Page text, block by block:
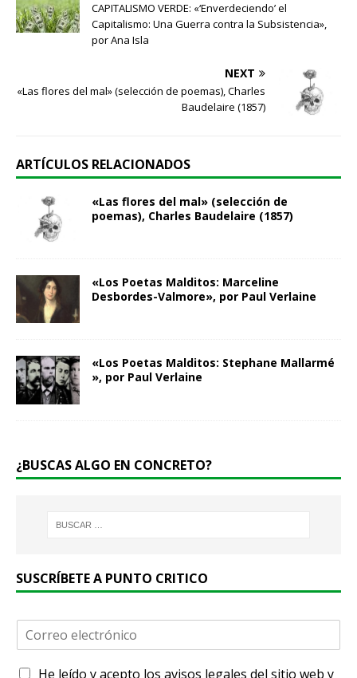
CAPITALISMO VERDE: «‘Enverdeciendo’ el
Capitalismo: Una Guerra contra la Subsistencia»,
por Ana Isla
NEXT
«Las flores del mal» (selección de poemas), Charles
Baudelaire (1857)
ARTÍCULOS RELACIONADOS
«Las flores del mal» (selección de
poemas), Charles Baudelaire (1857)
«Los Poetas Malditos: Marceline
Desbordes-Valmore​»​, por Paul Verlaine
«Los Poetas Malditos: Stephane Mallarmé​
»​, por Paul Verlaine
¿BUSCAS ALGO EN CONCRETO?
SUSCRÍBETE A PUNTO CRITICO
A He leído y acepto los avisos legales del sitio web y